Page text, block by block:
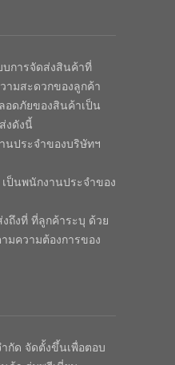
การจัดส่งสินค้าที่
ามสะดวกของลูกค้า
อดภัยของสินค้าเป็น
งดังนี้
นประจำของบริษัทฯ
ป็นพนักงานประจำของ
ถึงที่ ที่ลูกค้าระบุ ด้วย
ามความต้องการของ
กัด จัดตั้งขึ้นเพื่อตอบ